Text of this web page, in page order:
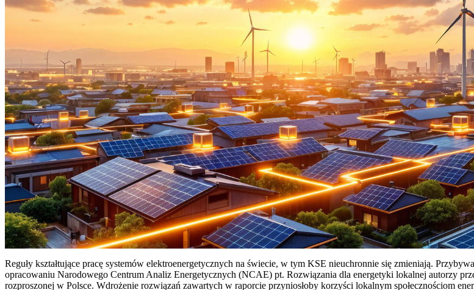
Reguły kształtujące pracę systemów elektroenergetycznych na świecie, w tym KSE nieuchronnie się zmieniają.
opracowaniu Narodowego Centrum Analiz Energetycznych (NCAE) pt. Rozwiązania dla energetyki lokalnej autorzy
rozproszonej w Polsce. Wdrożenie rozwiązań zawartych w raporcie przyniosłoby korzyści lokalnym społecznościom